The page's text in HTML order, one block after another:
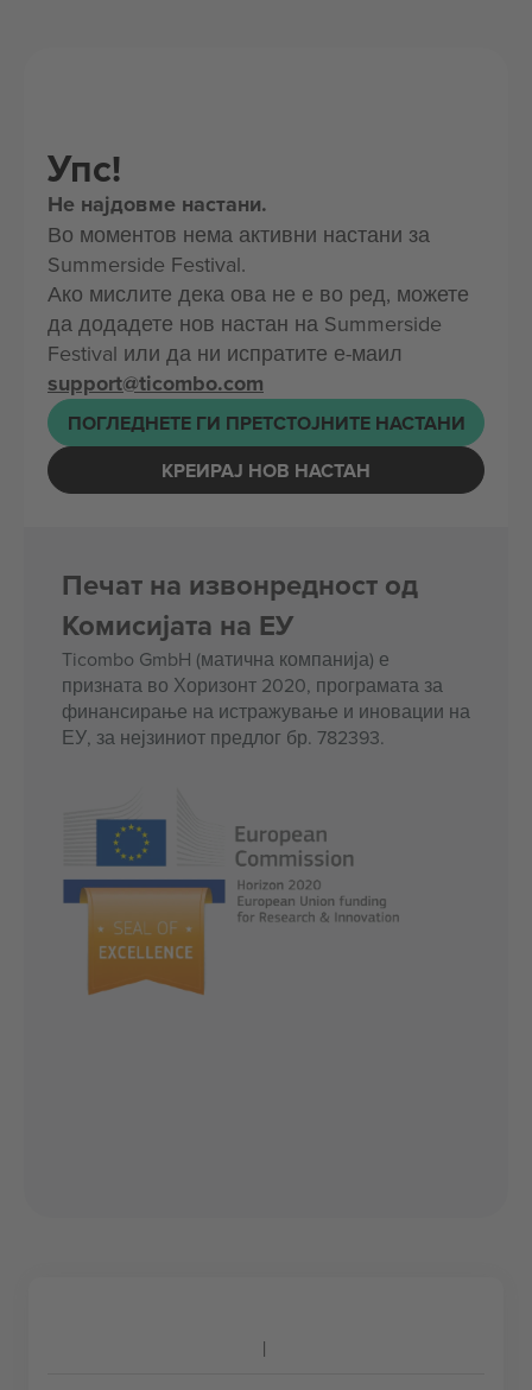
Упс!
Не најдовме настани.
Во моментов нема активни настани за
Summerside Festival.
Ако мислите дека ова не е во ред, можете
да додадете нов настан на Summerside
Festival или да ни испратите е-маил
support@ticombo.com
ПОГЛЕДНЕТЕ ГИ ПРЕТСТОЈНИТЕ НАСТАНИ
КРЕИРАЈ НОВ НАСТАН
Печат на извонредност од
Комисијата на ЕУ
Ticombo GmbH (матична компанија) е
призната во Хоризонт 2020, програмата за
финансирање на истражување и иновации на
ЕУ, за нејзиниот предлог бр. 782393.